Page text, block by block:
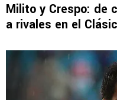
Milito y Crespo: de
a rivales en el